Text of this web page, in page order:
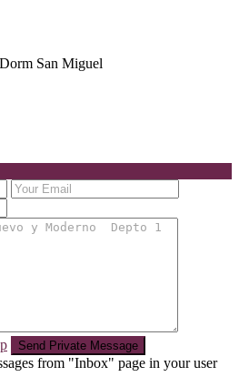
San Miguel
from "Inbox" page in your user